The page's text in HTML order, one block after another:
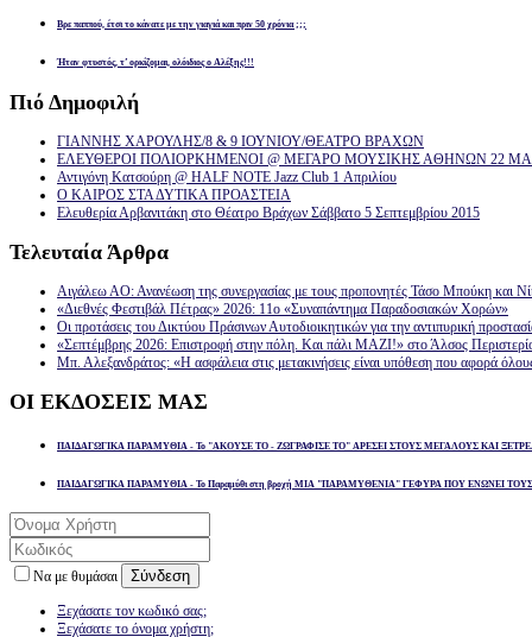
Βρε παππού, έτσι το κάνατε με την γιαγιά και πριν 50 χρόνια ;;;
Ήταν φτυστός, τ’ ορκίζομαι, ολόιδιος ο Αλέξης!!!
Πιό Δημοφιλή
ΓΙΑΝΝΗΣ ΧΑΡΟΥΛΗΣ/8 & 9 ΙΟΥΝΙΟΥ/ΘΕΑΤΡΟ ΒΡΑΧΩΝ
ΕΛΕΥΘΕΡΟΙ ΠΟΛΙΟΡΚΗΜΕΝΟΙ @ ΜΕΓΑΡΟ ΜΟΥΣΙΚΗΣ ΑΘΗΝΩΝ 22
Αντιγόνη Κατσούρη @ HALF NOTE Jazz Club 1 Απριλίου
Ο ΚΑΙΡΟΣ ΣΤΑ ΔΥΤΙΚΑ ΠΡΟΑΣΤΕΙΑ
Ελευθερία Αρβανιτάκη στο Θέατρο Βράχων Σάββατο 5 Σεπτεμβρίου 2015
Τελευταία Άρθρα
Αιγάλεω ΑΟ: Ανανέωση της συνεργασίας με τους προπονητές Τάσο Μπούκη και
«Διεθνές Φεστιβάλ Πέτρας» 2026: 11ο «Συναπάντημα Παραδοσιακών Χορών»
Οι προτάσεις του Δικτύου Πράσινων Αυτοδιοικητικών για την αντιπυρική
«Σεπτέμβρης 2026: Επιστροφή στην πόλη. Και πάλι ΜΑΖΙ!» στο Άλσος
Μπ. Αλεξανδράτος: «Η ασφάλεια στις μετακινήσεις είναι υπόθεση που αφορά
ΟΙ ΕΚΔΟΣΕΙΣ ΜΑΣ
ΠΑΙΔΑΓΩΓΙΚΑ ΠΑΡΑΜΥΘΙΑ - Το "ΑΚΟΥΣΕ ΤΟ - ΖΩΓΡΑΦΙΣΕ ΤΟ" ΑΡΕΣΕΙ ΣΤΟΥΣ ΜΕΓΑΛΟΥΣ ΚΑΙ
ΠΑΙΔΑΓΩΓΙΚΑ ΠΑΡΑΜΥΘΙΑ - Το Παραμύθι στη βροχή ΜΙΑ "ΠΑΡΑΜΥΘΕΝΙΑ" ΓΕΦΥΡΑ ΠΟΥ ΕΝΩΝΕΙ
Να με θυμάσαι Σύνδεση
Ξεχάσατε τον κωδικό σας;
Ξεχάσατε το όνομα χρήστη;